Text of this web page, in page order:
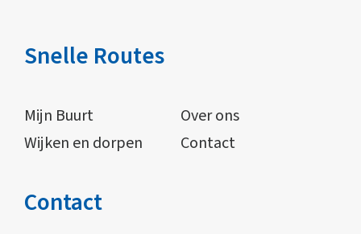
Snelle Routes
Mijn Buurt
Over ons
Wijken en dorpen
Contact
Contact